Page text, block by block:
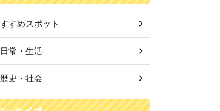
すめスポット
常・生活
史・社会